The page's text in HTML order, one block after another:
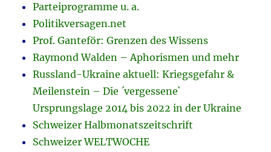
Parteiprogramme u. a.
Politikversagen.net
Prof. Ganteför: Grenzen des Wissens
Raymond Walden – Aphorismen und mehr
Russland-Ukraine aktuell: Kriegsgefahr &
Meilenstein – Die ´vergessene`
Ursprungslage 2014 bis 2022 in der Ukraine
Schweizer Halbmonatszeitschrift
Schweizer WELTWOCHE